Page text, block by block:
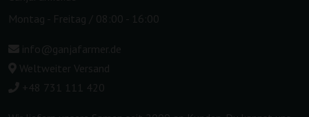
Montag - Freitag / 08:00 - 16:00
info@ganjafarmer.de
Weltweiter Versand
+48 731 111 420